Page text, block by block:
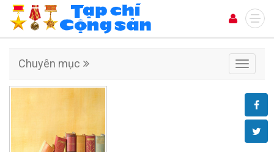
Chuyên
mục
Chuyên mục